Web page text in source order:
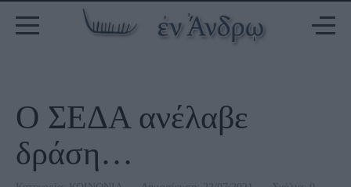
Ο ΣΕΔΑ ανέλαβε
δράση…